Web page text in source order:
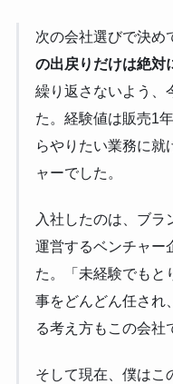
次の会社選びで決め
の出戻りだけは絶対
繰り返さないよう、
た。経験値は販売1
らやりたい業務に
ャーでした。
入社したのは、ブラ
運営するベンチャー
た。「未経験でもと
事をどんどん任され
る考え方もこの会社
そして現在、僕はこ